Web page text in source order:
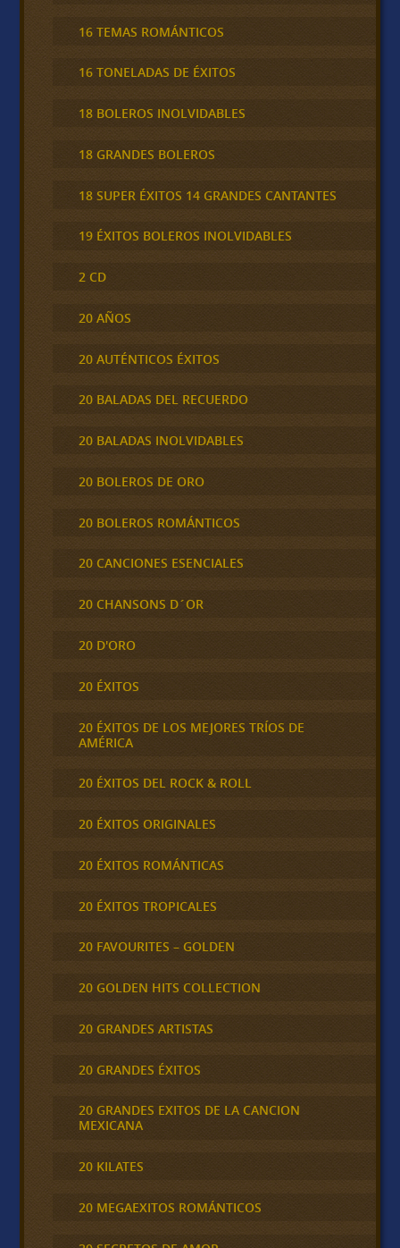
16 TEMAS ROMÁNTICOS
16 TONELADAS DE ÉXITOS
18 BOLEROS INOLVIDABLES
18 GRANDES BOLEROS
18 SUPER ÉXITOS 14 GRANDES CANTANTES
19 ÉXITOS BOLEROS INOLVIDABLES
2 CD
20 AÑOS
20 AUTÉNTICOS ÉXITOS
20 BALADAS DEL RECUERDO
20 BALADAS INOLVIDABLES
20 BOLEROS DE ORO
20 BOLEROS ROMÁNTICOS
20 CANCIONES ESENCIALES
20 CHANSONS D´OR
20 D'ORO
20 ÉXITOS
20 ÉXITOS DE LOS MEJORES TRÍOS DE
AMÉRICA
20 ÉXITOS DEL ROCK & ROLL
20 ÉXITOS ORIGINALES
20 ÉXITOS ROMÁNTICAS
20 ÉXITOS TROPICALES
20 FAVOURITES – GOLDEN
20 GOLDEN HITS COLLECTION
20 GRANDES ARTISTAS
20 GRANDES ÉXITOS
20 GRANDES EXITOS DE LA CANCION
MEXICANA
20 KILATES
20 MEGAEXITOS ROMÁNTICOS